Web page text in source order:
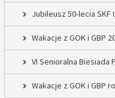
Jubileusz 50-lecia SKF
Wakacje z GOK i GBP
VI Senioralna Biesiada
Wakacje z GOK i GBP